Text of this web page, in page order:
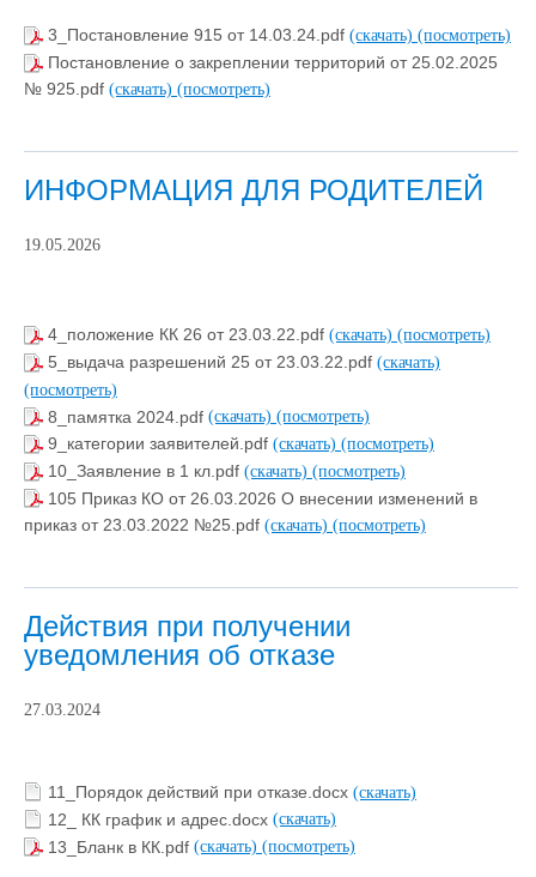
3_Постановление 915 от 14.03.24.pdf (скачать) (посмотреть)
Постановление о закреплении территорий от 25.02.2025
№ 925.pdf (скачать) (посмотреть)
ИНФОРМАЦИЯ ДЛЯ РОДИТЕЛЕЙ
19.05.2026
4_положение КК 26 от 23.03.22.pdf (скачать) (посмотреть)
5_выдача разрешений 25 от 23.03.22.pdf (скачать)
(посмотреть)
8_памятка 2024.pdf (скачать) (посмотреть)
9_категории заявителей.pdf (скачать) (посмотреть)
10_Заявление в 1 кл.pdf (скачать) (посмотреть)
105 Приказ КО от 26.03.2026 О внесении изменений в
приказ от 23.03.2022 №25.pdf (скачать) (посмотреть)
Действия при получении
уведомления об отказе
27.03.2024
11_Порядок действий при отказе.docx (скачать)
12_ КК график и адрес.docx (скачать)
13_Бланк в КК.pdf (скачать) (посмотреть)